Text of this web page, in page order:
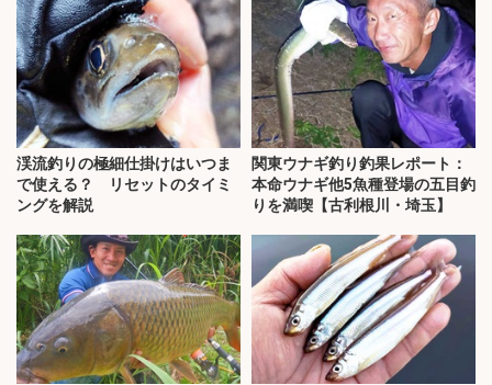
渓流釣りの極細仕掛けはいつま
で使える？ リセットのタイミ
ングを解説
関東ウナギ釣り釣果レポート：
本命ウナギ他5魚種登場の五目釣
りを満喫【古利根川・埼玉】